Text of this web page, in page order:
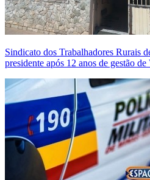
Sindicato dos Trabalhadores Rurais
presidente após 12 anos de gestão